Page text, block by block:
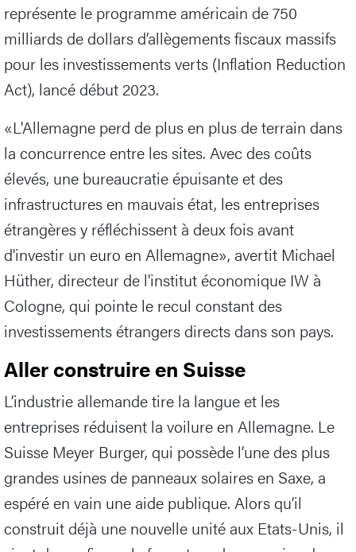
représente le programme américain de 750
milliards de dollars d’allègements fiscaux massifs
pour les investissements verts (Inflation Reduction
Act), lancé début 2023.
«L'Allemagne perd de plus en plus de terrain dans
la concurrence entre les sites. Avec des coûts
élevés, une bureaucratie épuisante et des
infrastructures en mauvais état, les entreprises
étrangères y réfléchissent à deux fois avant
d'investir un euro en Allemagne», avertit Michael
Hüther, directeur de l'institut économique IW à
Cologne, qui pointe le recul constant des
investissements étrangers directs dans son pays.
Aller construire en Suisse
L’industrie allemande tire la langue et les
entreprises réduisent la voilure en Allemagne. Le
Suisse Meyer Burger, qui possède l’une des plus
grandes usines de panneaux solaires en Saxe, a
espéré en vain une aide publique. Alors qu’il
construit déjà une nouvelle unité aux Etats-Unis, il